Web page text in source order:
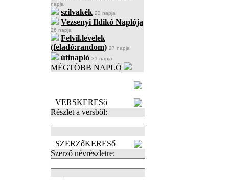
napja
szilvakék 23 napja
Vezsenyi Ildikó Naplója
26 napja
Felvil.levelek
(feladó:random) 27 napja
útinapló 31 napja
MÉGTÖBB NAPLÓ
VERSKERESő
Részlet a versből:
SZERZőKERESő
Szerző névrészletre: